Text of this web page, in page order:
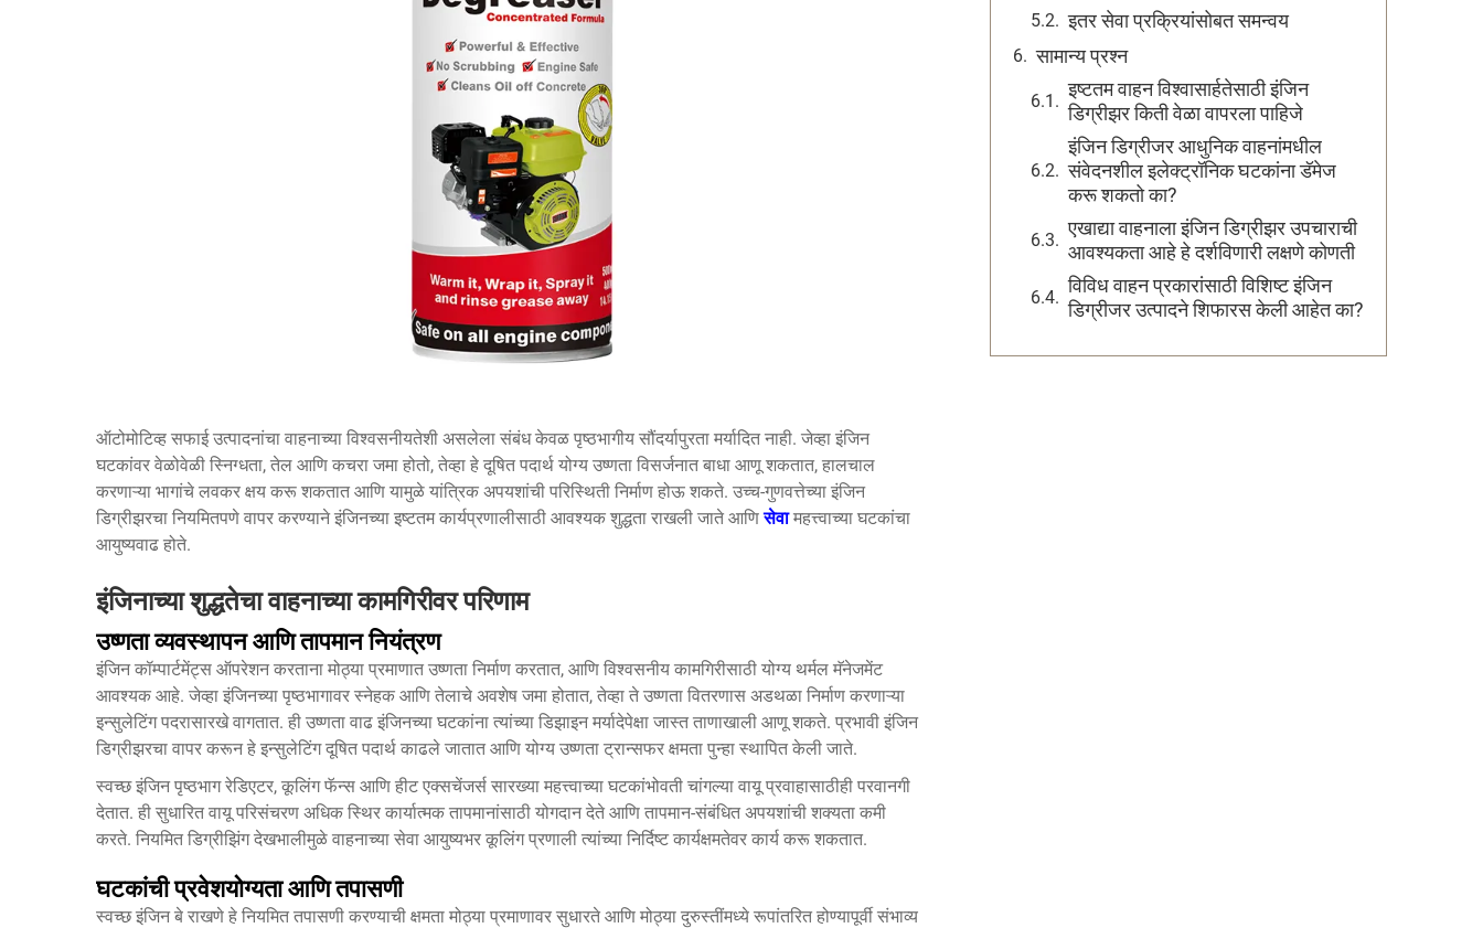
ऑटोमोटिव्ह सफाई उत्पादनांचा वाहनाच्या विश्वसनीयतेशी असलेला संबंध केवळ पृष्ठभागीय सौंदर्यापुरता मर्यादित नाही. जेव्हा इंजिन
घटकांवर वेळोवेळी स्निग्धता, तेल आणि कचरा जमा होतो, तेव्हा हे दूषित पदार्थ योग्य उष्णता विसर्जनात बाधा आणू शकतात, हालचाल
करणाऱ्या भागांचे लवकर क्षय करू शकतात आणि यामुळे यांत्रिक अपयशांची परिस्थिती निर्माण होऊ शकते. उच्च-गुणवत्तेच्या इंजिन
डिग्रीझरचा नियमितपणे वापर करण्याने इंजिनच्या इष्टतम कार्यप्रणालीसाठी आवश्यक शुद्धता राखली जाते आणिसेवामहत्त्वाच्या घटकांचा
आयुष्यवाढ होते.
इंजिनाच्या शुद्धतेचा वाहनाच्या कामगिरीवर परिणाम
उष्णता व्यवस्थापन आणि तापमान नियंत्रण
इंजिन कॉम्पार्टमेंट्स ऑपरेशन करताना मोठ्या प्रमाणात उष्णता निर्माण करतात, आणि विश्वसनीय कामगिरीसाठी योग्य थर्मल मॅनेजमेंट
आवश्यक आहे. जेव्हा इंजिनच्या पृष्ठभागावर स्नेहक आणि तेलाचे अवशेष जमा होतात, तेव्हा ते उष्णता वितरणास अडथळा निर्माण करणाऱ्या
इन्सुलेटिंग पदरासारखे वागतात. ही उष्णता वाढ इंजिनच्या घटकांना त्यांच्या डिझाइन मर्यादेपेक्षा जास्त ताणाखाली आणू शकते. प्रभावी इंजिन
डिग्रीझरचा वापर करून हे इन्सुलेटिंग दूषित पदार्थ काढले जातात आणि योग्य उष्णता ट्रान्सफर क्षमता पुन्हा स्थापित केली जाते.
स्वच्छ इंजिन पृष्ठभाग रेडिएटर, कूलिंग फॅन्स आणि हीट एक्सचेंजर्स सारख्या महत्त्वाच्या घटकांभोवती चांगल्या वायू प्रवाहासाठीही परवानगी
देतात. ही सुधारित वायू परिसंचरण अधिक स्थिर कार्यात्मक तापमानांसाठी योगदान देते आणि तापमान-संबंधित अपयशांची शक्यता कमी
करते. नियमित डिग्रीझिंग देखभालीमुळे वाहनाच्या सेवा आयुष्यभर कूलिंग प्रणाली त्यांच्या निर्दिष्ट कार्यक्षमतेवर कार्य करू शकतात.
घटकांची प्रवेशयोग्यता आणि तपासणी
स्वच्छ इंजिन बे राखणे हे नियमित तपासणी करण्याची क्षमता मोठ्या प्रमाणावर सुधारते आणि मोठ्या दुरुस्तींमध्ये रूपांतरित होण्यापूर्वी संभाव्य
इतर सेवा प्रक्रियांसोबत समन्वय
सामान्य प्रश्न
इष्टतम वाहन विश्वासार्हतेसाठी इंजिन
डिग्रीझर किती वेळा वापरला पाहिजे
इंजिन डिग्रीजर आधुनिक वाहनांमधील
संवेदनशील इलेक्ट्रॉनिक घटकांना डॅमेज
करू शकतो का?
एखाद्या वाहनाला इंजिन डिग्रीझर उपचाराची
आवश्यकता आहे हे दर्शविणारी लक्षणे कोणती
विविध वाहन प्रकारांसाठी विशिष्ट इंजिन
डिग्रीजर उत्पादने शिफारस केली आहेत का?